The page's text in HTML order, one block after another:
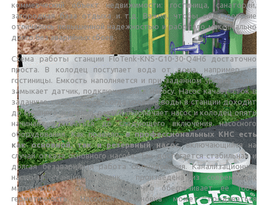
коммерческий объект недвижимости: гостиница, санаторий,
загородная база отдыха и т.д. Важно, чтобы оборудование
отличалось повышенной надежностью и работало максимально
долго без аварийных сбоев.
Схема работы станции FloTenk-KNS-G10-30-Q4H6 достаточно
проста. В колодец поступает вода от дома, например, от
гостиницы. Емкость наполняется и при заданном уровне воды,
замыкает датчик, подключенный к насосу. Насос качает сток в
заданную точку сброса. Когда уровень воды в станции доходит
до крайнего значения, датчик выключает насос и колодец опять
начинает заливаться до следующего включения насосного
оборудования. Как правило,в профессиональных КНС есть
как основной, так и резервный насос, включающийся на
случай отказа основного насоса. Так достигается стабильная и
долгая безаварийная работа оборудования. Канализационная
насосная станция Флотенк произведена из современных
материалов - стекловолокна, что обеспечивает ее 100%
герметичность. Насосная установка может продаваться